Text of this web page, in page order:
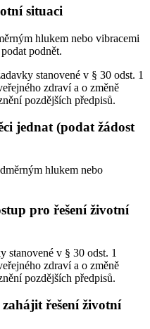
situaci
hlukem nebo vibracemi
podnět.
stanovené v § 30 odst. 1
zdraví a o změně
pozdějších předpisů.
jednat (podat žádost
hlukem nebo
pro řešení životní
stanovené v § 30 odst. 1
zdraví a o změně
pozdějších předpisů.
řešení životní